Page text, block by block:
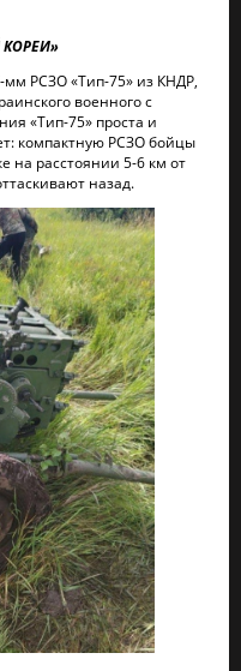
мм РСЗО «Тип-75» из КНДР,
военного с
«Тип-75» проста и
компактную РСЗО бойцы
на расстоянии 5-6 км от
назад.